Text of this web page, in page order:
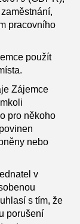
pracovního
použít
Zájemce
pro někoho
nebo
v
s tím, že
porušení